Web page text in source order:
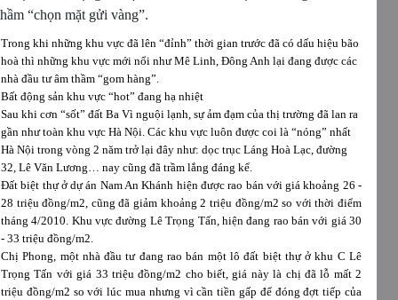
“chọn mặt gửi vàng”.
Trong khi những khu vực đã lên “đỉnh” thời gian trước đã có dấu hiệu bão
hoà thì những khu vực mới nổi như Mê Linh, Đông Anh lại đang được các
nhà đầu tư âm thầm “gom hàng”.
Bất động sản khu vực “hot” đang hạ nhiệt
Sau khi cơn “sốt” đất Ba Vì nguội lạnh, sự ảm đạm của thị trường đã lan ra
gần như toàn khu vực Hà Nội. Các khu vực luôn được coi là “nóng” nhất
Hà Nội trong vòng 2 năm trở lại đây như: dọc trục Láng Hoà Lạc, đường
32, Lê Văn Lương… nay cũng đã trầm lắng đáng kể.
Đất biệt thự ở dự án Nam An Khánh hiện được rao bán với giá khoảng 26 -
28 triệu đồng/m2, cũng đã giảm khoảng 2 triệu đồng/m2 so với thời điểm
tháng 4/2010. Khu vực đường Lê Trọng Tấn, hiện đang rao bán với giá 30
- 33 triệu đồng/m2.
Chị Phong, một nhà đầu tư đang rao bán một lô đất biệt thự ở khu C Lê
Trọng Tấn với giá 33 triệu đồng/m2 cho biết, giá này là chị đã lỗ mất 2
triệu đồng/m2 so với lúc mua nhưng vì cần tiền gấp để đóng đợt tiếp của